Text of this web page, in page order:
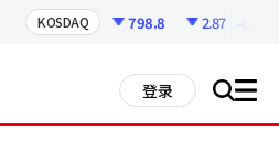
KOSDAQ 798.8 2.87 -0.36%
登录 搜 all